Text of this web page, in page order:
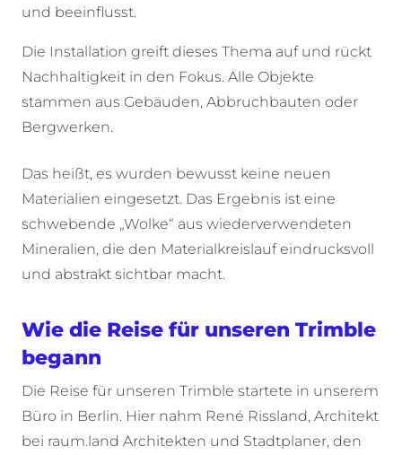
und beeinflusst.
Die Installation greift dieses Thema auf und rückt
Nachhaltigkeit in den Fokus. Alle Objekte
stammen aus Gebäuden, Abbruchbauten oder
Bergwerken.
Das heißt, es wurden bewusst keine neuen
Materialien eingesetzt. Das Ergebnis ist eine
schwebende „Wolke“ aus wiederverwendeten
Mineralien, die den Materialkreislauf eindrucksvoll
und abstrakt sichtbar macht.
Wie die Reise für unseren Trimble
begann
Die Reise für unseren Trimble startete in unserem
Büro in Berlin. Hier nahm René Rissland, Architekt
bei raum.land Architekten und Stadtplaner, den